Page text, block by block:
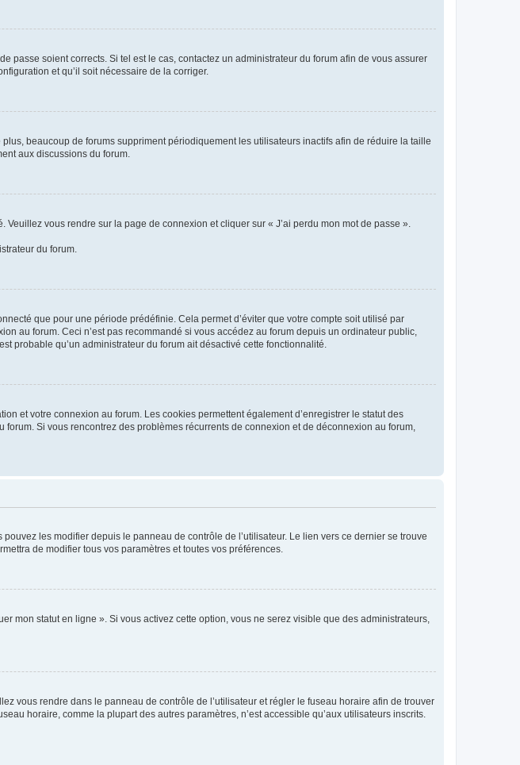
passe soient corrects. Si tel est le cas, contactez un administrateur du forum afin de vous assurer
et qu’il soit nécessaire de la corriger.
beaucoup de forums suppriment périodiquement les utilisateurs inactifs afin de réduire la taille
aux discussions du forum.
vous rendre sur la page de connexion et cliquer sur « J’ai perdu mon mot de passe ».
du forum.
que pour une période prédéfinie. Cela permet d’éviter que votre compte soit utilisé par
au forum. Ceci n’est pas recommandé si vous accédez au forum depuis un ordinateur public,
probable qu’un administrateur du forum ait désactivé cette fonctionnalité.
et votre connexion au forum. Les cookies permettent également d’enregistrer le statut des
Si vous rencontrez des problèmes récurrents de connexion et de déconnexion au forum,
les modifier depuis le panneau de contrôle de l’utilisateur. Le lien vers ce dernier se trouve
de modifier tous vos paramètres et toutes vos préférences.
mon statut en ligne ». Si vous activez cette option, vous ne serez visible que des administrateurs,
vous rendre dans le panneau de contrôle de l’utilisateur et régler le fuseau horaire afin de trouver
horaire, comme la plupart des autres paramètres, n’est accessible qu’aux utilisateurs inscrits.